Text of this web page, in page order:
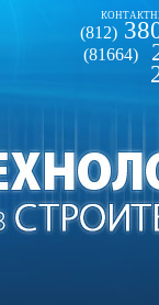
(812)
(81664)